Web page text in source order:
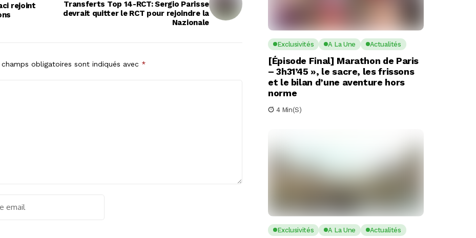
rejoint
Transferts Top 14-RCT: Sergio Parisse
devrait quitter le RCT pour rejoindre la
Nazionale
champs obligatoires sont indiqués avec *
Exclusivités A La Une Actualités
[Épisode Final] Marathon de Paris
– 3h31’45 », le sacre, les frissons
et le bilan d’une aventure hors
norme
4 Min(s)
Exclusivités A La Une Actualités